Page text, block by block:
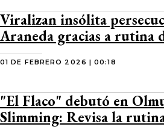
Viralizan insólita
Araneda gracias a rutina
01 DE FEBRERO 2026 | 00:18
"El Flaco" debutó en
Slimming: Revisa la